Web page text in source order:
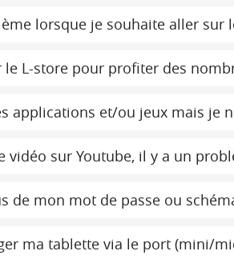
lorsque je souhaite aller sur
le L-store pour profiter des
applications et/ou jeux mais je
vidéo sur Youtube, il y a un
de mon mot de passe ou
ma tablette via le port (mini/